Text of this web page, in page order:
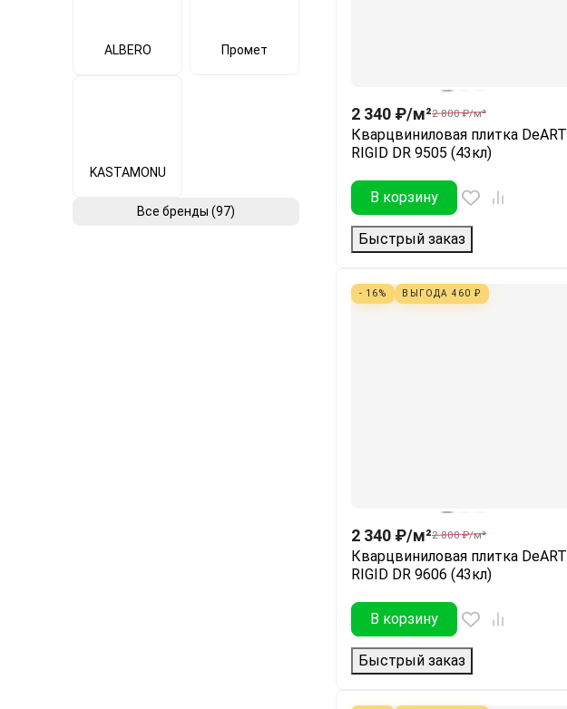
ALBERO Промет
KASTAMONU
Все бренды (97)
2 340 ₽/м²2 800 ₽/м²
Кварцвиниловая плитка DeART
RIGID DR 9505 (43кл)
В корзину
Быстрый заказ
- 16% ВЫГОДА 460 ₽
2 340 ₽/м²2 800 ₽/м²
Кварцвиниловая плитка DeART
RIGID DR 9606 (43кл)
В корзину
Быстрый заказ